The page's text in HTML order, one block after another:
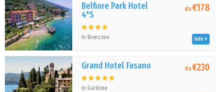
Belfiore Park Hotel
4*S
in Brenzone
da€178
Info
Grand Hotel Fasano
in Gardone
da€230